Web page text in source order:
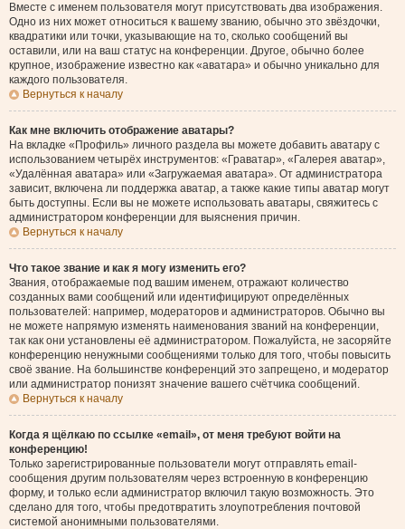
Вместе с именем пользователя могут присутствовать два изображения.
Одно из них может относиться к вашему званию, обычно это звёздочки,
квадратики или точки, указывающие на то, сколько сообщений вы
оставили, или на ваш статус на конференции. Другое, обычно более
крупное, изображение известно как «аватара» и обычно уникально для
каждого пользователя.
Вернуться к началу
Как мне включить отображение аватары?
На вкладке «Профиль» личного раздела вы можете добавить аватару с
использованием четырёх инструментов: «Граватар», «Галерея аватар»,
«Удалённая аватара» или «Загружаемая аватара». От администратора
зависит, включена ли поддержка аватар, а также какие типы аватар могут
быть доступны. Если вы не можете использовать аватары, свяжитесь с
администратором конференции для выяснения причин.
Вернуться к началу
Что такое звание и как я могу изменить его?
Звания, отображаемые под вашим именем, отражают количество
созданных вами сообщений или идентифицируют определённых
пользователей: например, модераторов и администраторов. Обычно вы
не можете напрямую изменять наименования званий на конференции,
так как они установлены её администратором. Пожалуйста, не засоряйте
конференцию ненужными сообщениями только для того, чтобы повысить
своё звание. На большинстве конференций это запрещено, и модератор
или администратор понизят значение вашего счётчика сообщений.
Вернуться к началу
Когда я щёлкаю по ссылке «email», от меня требуют войти на
конференцию!
Только зарегистрированные пользователи могут отправлять email-
сообщения другим пользователям через встроенную в конференцию
форму, и только если администратор включил такую возможность. Это
сделано для того, чтобы предотвратить злоупотребления почтовой
системой анонимными пользователями.